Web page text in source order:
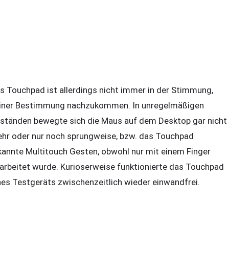
Touchpad ist allerdings nicht immer in der Stimmung,
Bestimmung nachzukommen. In unregelmäßigen
bewegte sich die Maus auf dem Desktop gar nicht
oder nur noch sprungweise, bzw. das Touchpad
Multitouch Gesten, obwohl nur mit einem Finger
wurde. Kurioserweise funktionierte das Touchpad
Testgeräts zwischenzeitlich wieder einwandfrei.